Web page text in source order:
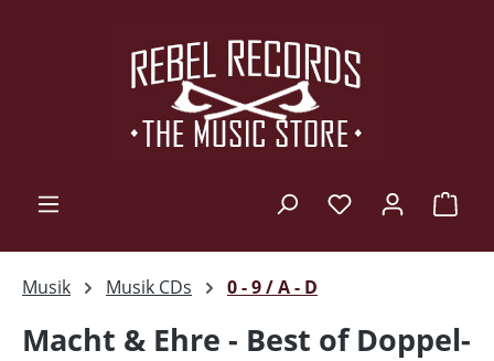
Musik Musik CDs 0 - 9 / A - D
Macht & Ehre - Best of Doppel-